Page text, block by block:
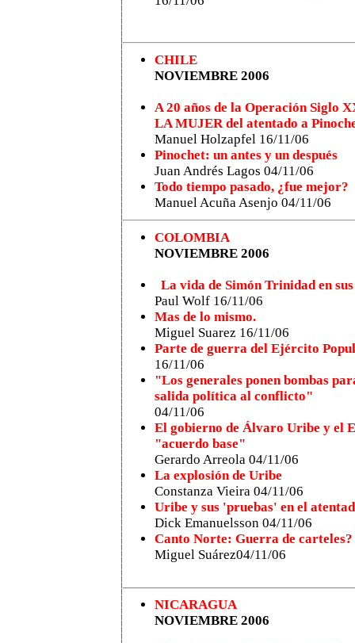
CHILE
NOVIEMBRE 2006
A 20 años de la Operación Siglo
LA MUJER del atentado a
Manuel Holzapfel 16/11/06
Pinochet: un antes y un después
Juan Andrés Lagos 04/11/06
Todo tiempo pasado, ¿fue mejor?
Manuel Acuña Asenjo 04/11/06
COLOMBIA
NOVIEMBRE 2006
La vida de Simón Trinidad en
Paul Wolf 16/11/06
Mas de lo mismo.
Miguel Suarez 16/11/06
Parte de guerra del Ejército
16/11/06
"Los generales ponen bombas
salida política al conflicto"
04/11/06
El gobierno de Álvaro Uribe y el
"acuerdo base"
Gerardo Arreola 04/11/06
La explosión de Uribe
Constanza Vieira 04/11/06
Uribe y sus 'pruebas' en el
Dick Emanuelsson 04/11/06
Canto Norte: Guerra de carteles?
Miguel Suárez04/11/06
NICARAGUA
NOVIEMBRE 2006